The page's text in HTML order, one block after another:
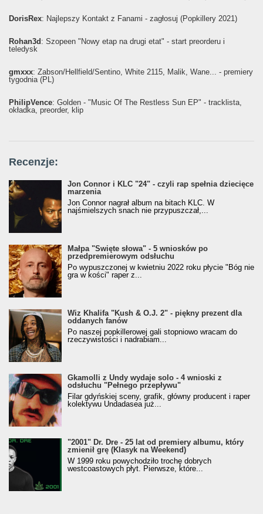
DorisRex: Najlepszy Kontakt z Fanami - zagłosuj (Popkillery 2021)
Rohan3d : Szopeen "Nowy etap na drugi etat" - start preorderu i
teledysk
gmxxx: Żabson/Hellfield/Sentino, White 2115, Malik, Wane... - premiery
tygodnia (PL)
PhilipVence: Golden - "Music Of The Restless Sun EP" - tracklista,
okładka, preorder, klip
Recenzje:
Jon Connor i KLC "24" - czyli rap spełnia dziecięce
marzenia
Jon Connor nagrał album na bitach KLC. W
najśmielszych snach nie przypuszczał,...
Małpa "Święte słowa" - 5 wniosków po
przedpremierowym odsłuchu
Po wypuszczonej w kwietniu 2022 roku płycie "Bóg nie
gra w kości" raper z...
Wiz Khalifa "Kush & O.J. 2" - piękny prezent dla
oddanych fanów
Po naszej popkillerowej gali stopniowo wracam do
rzeczywistości i nadrabiam...
Gkamolli z Undy wydaje solo - 4 wnioski z
odsłuchu "Pełnego przepływu"
Filar gdyńskiej sceny, grafik, główny producent i raper
kolektywu Undadasea już...
"2001" Dr. Dre - 25 lat od premiery albumu, który
zmienił grę (Klasyk na Weekend)
W 1999 roku powychodziło trochę dobrych
westcoastowych płyt. Pierwsze, które...